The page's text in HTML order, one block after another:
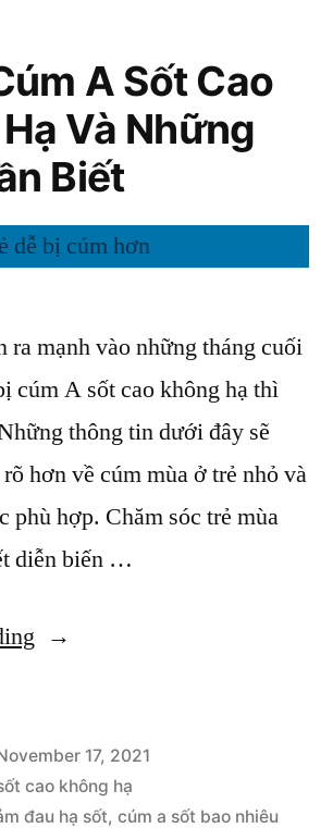
Cần
Biết
Về
Cúm”
Không
&
Những
Cần
Biết
A Sốt Cao
Và Những
Biết
ra mạnh vào những tháng cuối
cúm A sốt cao không hạ thì
thông tin dưới đây sẽ
hơn về cúm mùa ở trẻ nhỏ và
phù hợp. Chăm sóc trẻ mùa
diễn biến …
“Trẻ
A
Sốt
17, 2021
cao không hạ
đau hạ sốt, cúm a sốt bao nhiêu